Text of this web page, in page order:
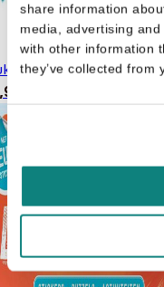
share information
media, advertising
with other information
they’ve collected from
kleuterspelletjes: